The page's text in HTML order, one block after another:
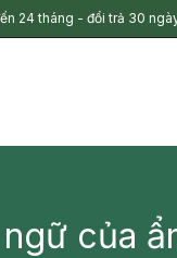
24 tháng - đổi trả 30
của